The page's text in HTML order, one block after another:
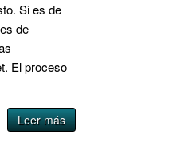
Si es de
de
El proceso
Leer más